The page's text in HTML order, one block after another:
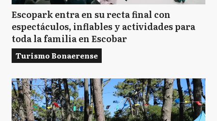
Escopark entra en su recta final con
espectáculos, inflables y actividades para
toda la familia en Escobar
Turismo Bonaerense